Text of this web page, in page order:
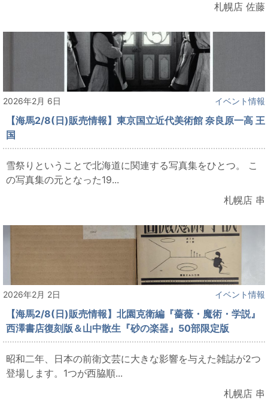
札幌店 佐藤
2026年2月 6日 イベント情報
【海馬2/8(日)販売情報】東京国立近代美術館 奈良原一高 王
国
雪祭りということで北海道に関連する写真集をひとつ。 こ
の写真集の元となった19...
札幌店 串
2026年2月 2日 イベント情報
【海馬2/8(日)販売情報】北園克衛編『薔薇・魔術・学説』
西澤書店復刻版＆山中散生『砂の楽器』50部限定版
昭和二年、日本の前衛文芸に大きな影響を与えた雑誌が2つ
登場します。1つが西脇順...
札幌店 串